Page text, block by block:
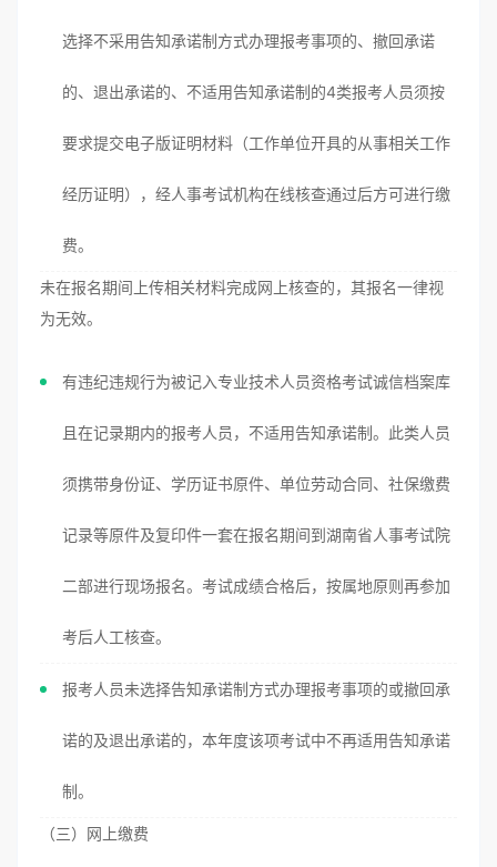
选择不采用告知承诺制方式办理报考事项的、撤回承诺
的、退出承诺的、不适用告知承诺制的4类报考人员须按
要求提交电子版证明材料（工作单位开具的从事相关工作
经历证明），经人事考试机构在线核查通过后方可进行缴
费。
未在报名期间上传相关材料完成网上核查的，其报名一律视
为无效。
有违纪违规行为被记入专业技术人员资格考试诚信档案库
且在记录期内的报考人员，不适用告知承诺制。此类人员
须携带身份证、学历证书原件、单位劳动合同、社保缴费
记录等原件及复印件一套在报名期间到湖南省人事考试院
二部进行现场报名。考试成绩合格后，按属地原则再参加
考后人工核查。
报考人员未选择告知承诺制方式办理报考事项的或撤回承
诺的及退出承诺的，本年度该项考试中不再适用告知承诺
制。
（三）网上缴费